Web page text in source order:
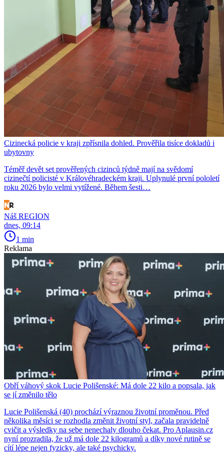
Cizinecká policie v kraji zpřísnila dohled. Prověřila tisíce dokladů i
ubytovny
Téměř devět set prověřených cizinců týdně mají na svědomí
cizinečtí policisté v Královéhradeckém kraji. Uplynulé první pololetí
roku 2026 bylo velmi vytížené. Během šesti…
Náš REGION
dnes, 09:14
1 min
Reklama
Obří váhový skok Lucie Polišenské: Má dole 22 kilo a popsala, jak
se jí změnilo tělo
Lucie Polišenská (40) prochází výraznou životní proměnou. Před
několika měsíci se rozhodla změnit životní styl, začala pravidelně
cvičit a výsledky na sebe nenechaly dlouho čekat. Pro Aplausin.cz
nyní prozradila, že už má dole 22 kilogramů a díky nové rutině se
cítí lépe nejen fyzicky, ale také psychicky.